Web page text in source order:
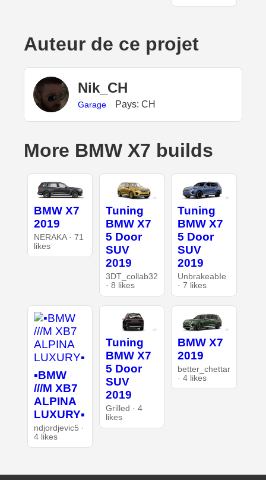
Auteur de ce projet
Nik_CH
Garage Pays: CH
More BMW X7 builds
BMW X7
2019
NERAKA · 71
likes
Tuning
BMW X7
5 Door
SUV
2019
3DT_collab32
· 8 likes
Tuning
BMW X7
5 Door
SUV
2019
UnbrakeabIe
· 7 likes
▪︎BMW
///M XB7
ALPINA
LUXURY▪︎
ndjordjevic5 ·
4 likes
Tuning
BMW X7
5 Door
SUV
2019
Grilled · 4
likes
BMW X7
2019
better_chettar
· 4 likes